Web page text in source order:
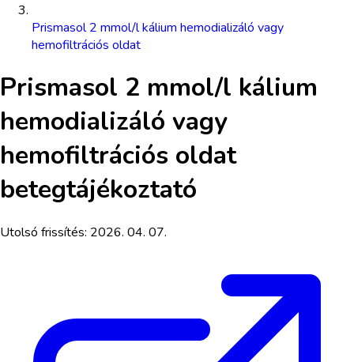
Prismasol 2 mmol/l kálium hemodializáló vagy
hemofiltrációs oldat
Prismasol 2 mmol/l kálium
hemodializáló vagy
hemofiltrációs oldat
betegtájékoztató
Utolsó frissítés: 2026. 04. 07.